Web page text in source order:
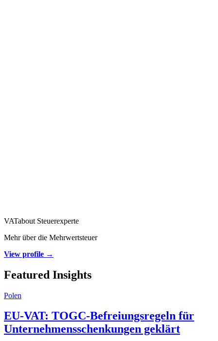
VATabout Steuerexperte
Mehr über die Mehrwertsteuer
View profile →
Featured Insights
Polen
EU-VAT: TOGC-Befreiungsregeln für
Unternehmensschenkungen geklärt